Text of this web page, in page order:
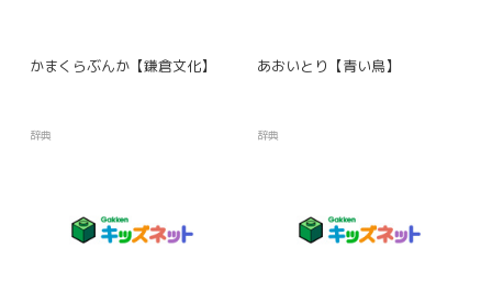
かまくらぶんか【鎌倉文化】
辞典
あおいとり【青い鳥】
辞典